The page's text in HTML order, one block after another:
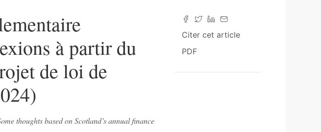
Citer cet article
PDF
à partir du
de loi de
thoughts based on Scotland’s annual finance